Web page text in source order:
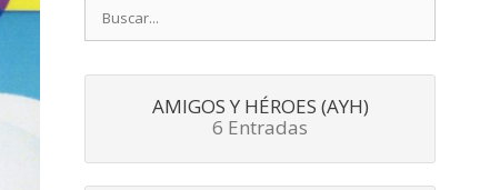
AMIGOS Y HÉROES (AYH)
6 Entradas